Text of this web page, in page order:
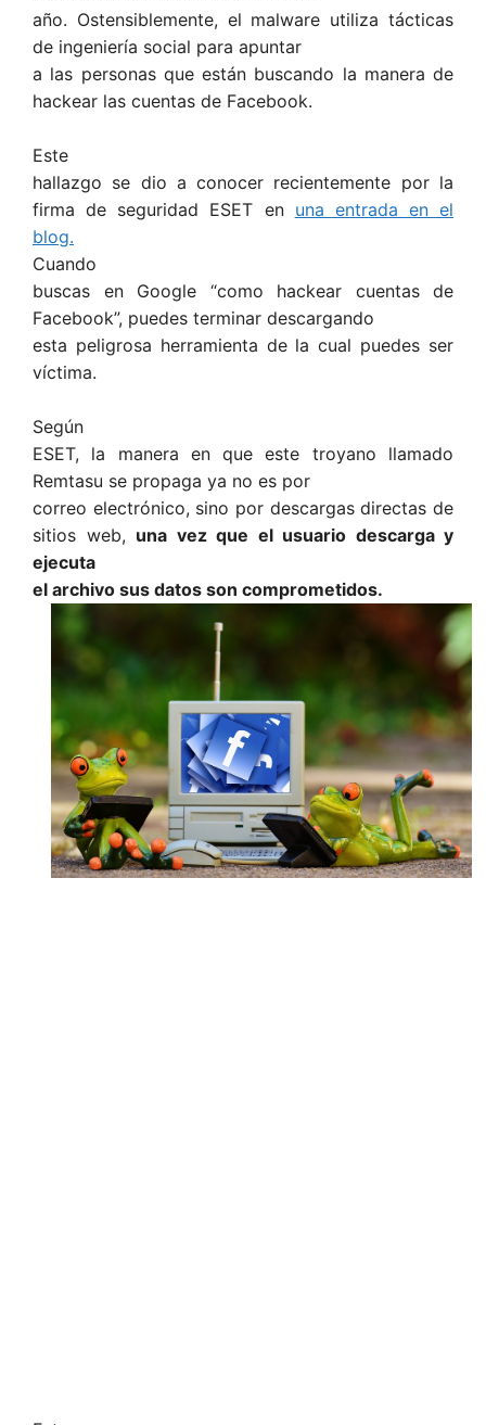
año. Ostensiblemente, el malware utiliza tácticas
de ingeniería social para apuntar
a las personas que están buscando la manera de
hackear las cuentas de Facebook.
Este
hallazgo se dio a conocer recientemente por la
firma de seguridad ESET en una entrada en el
blog.
Cuando
buscas en Google “como hackear cuentas de
Facebook”, puedes terminar descargando
esta peligrosa herramienta de la cual puedes ser
víctima.
Según
ESET, la manera en que este troyano llamado
Remtasu se propaga ya no es por
correo electrónico, sino por descargas directas de
sitios web, una vez que el usuario descarga y
ejecuta
el archivo sus datos son comprometidos.